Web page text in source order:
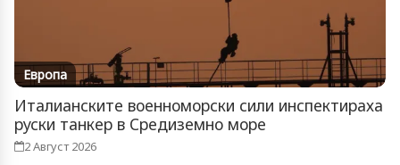
Европа
Италианските военноморски сили инспектираха
руски танкер в Средиземно море
2 Август 2026